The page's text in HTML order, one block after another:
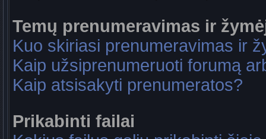
Temų prenumeravimas ir
Kuo skiriasi prenumeravimas ir
Kaip užsiprenumeruoti forumą
Kaip atsisakyti prenumeratos?
Prikabinti failai